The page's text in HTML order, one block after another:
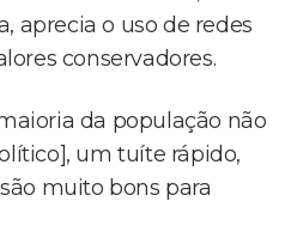
aprecia o uso de redes
conservadores.
da população não
um tuíte rápido,
muito bons para